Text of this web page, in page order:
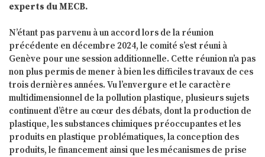
experts du MECB.
N’étant pas parvenu à un accord lors de la réunion
précédente en décembre 2024, le comité s’est réuni à
Genève pour une session additionnelle. Cette réunion n’a pas
non plus permis de mener à bien les difficiles travaux de ces
trois dernières années. Vu l’envergure et le caractère
multidimensionnel de la pollution plastique, plusieurs sujets
continuent d’être au cœur des débats, dont la production de
plastique, les substances chimiques préoccupantes et les
produits en plastique problématiques, la conception des
produits, le financement ainsi que les mécanismes de prise